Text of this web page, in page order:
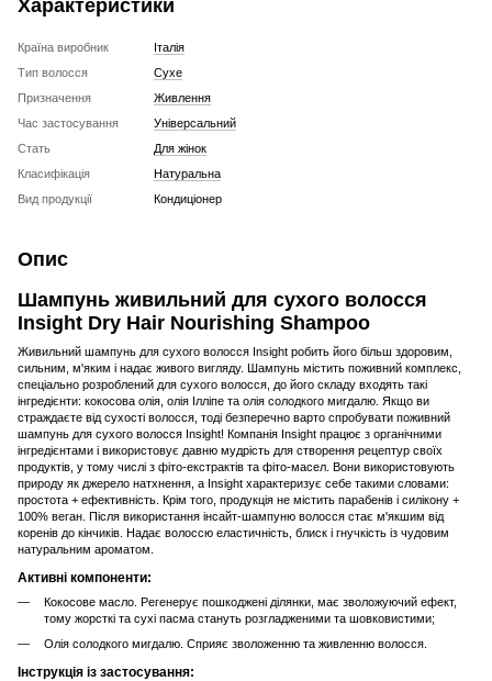
Характеристики
Країна виробник
Італія
Тип волосся
Сухе
Призначення
Живлення
Час застосування
Універсальний
Стать
Для жінок
Класифікація
Натуральна
Вид продукції
Кондиціонер
Опис
Шампунь живильний для сухого волосся
Insight Dry Hair Nourishing Shampoo
Живильний шампунь для сухого волосся Insight робить його більш здоровим,
сильним, м'яким і надає живого вигляду. Шампунь містить поживний комплекс,
спеціально розроблений для сухого волосся, до його складу входять такі
інгредієнти: кокосова олія, олія Ілліпе та олія солодкого мигдалю. Якщо ви
страждаєте від сухості волосся, тоді безперечно варто спробувати поживний
шампунь для сухого волосся Insight! Компанія Insight працює з органічними
інгредієнтами і використовує давню мудрість для створення рецептур своїх
продуктів, у тому числі з фіто-екстрактів та фіто-масел. Вони використовують
природу як джерело натхнення, а Insight характеризує себе такими словами:
простота + ефективність. Крім того, продукція не містить парабенів і силікону +
100% веган. Після використання інсайт-шампуню волосся стає м'якшим від
коренів до кінчиків. Надає волоссю еластичність, блиск і гнучкість із чудовим
натуральним ароматом.
Активні компоненти:
Кокосове масло. Регенерує пошкоджені ділянки, має зволожуючий ефект,
тому жорсткі та сухі пасма стануть розгладженими та шовковистими;
Олія солодкого мигдалю. Сприяє зволоженню та живленню волосся.
Інструкція із застосування: